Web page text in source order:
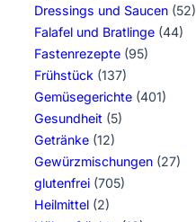
Dressings und Saucen (52)
Falafel und Bratlinge (44)
Fastenrezepte (95)
Frühstück (137)
Gemüsegerichte (401)
Gesundheit (5)
Getränke (12)
Gewürzmischungen (27)
glutenfrei (705)
Heilmittel (2)